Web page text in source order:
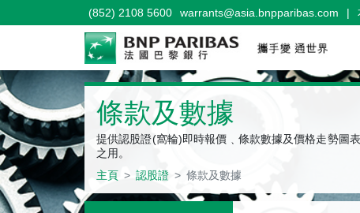
(852) 2108 5600 warrants@asia.bnpparibas.com |
認股證
條款及數據
提供認股證(窩輪)即時報價﹑條款數據及價格走勢圖
之用。
主頁
認股證 條款及數據